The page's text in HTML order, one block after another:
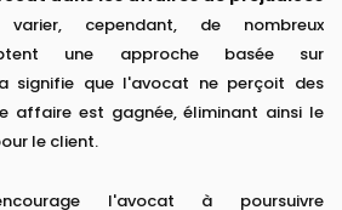
cependant, de nombreux
une approche basée sur
signifie que l'avocat ne perçoit des
affaire est gagnée, éliminant ainsi le
le client.
l'avocat à poursuivre